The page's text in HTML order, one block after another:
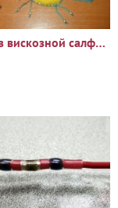
Брелок из вискозной салфетки